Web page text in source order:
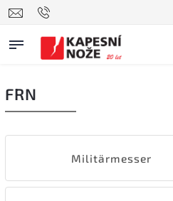
FRN
Militärmesser